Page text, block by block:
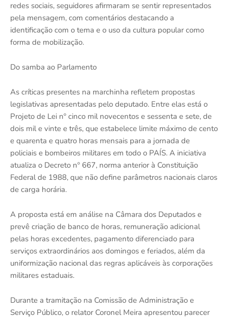
redes sociais, seguidores afirmaram se sentir representados
pela mensagem, com comentários destacando a
identificação com o tema e o uso da cultura popular como
forma de mobilização.
Do samba ao Parlamento
As críticas presentes na marchinha refletem propostas
legislativas apresentadas pelo deputado. Entre elas está o
Projeto de Lei nº cinco mil novecentos e sessenta e sete, de
dois mil e vinte e três, que estabelece limite máximo de cento
e quarenta e quatro horas mensais para a jornada de
policiais e bombeiros militares em todo o PAÍS. A iniciativa
atualiza o Decreto nº 667, norma anterior à Constituição
Federal de 1988, que não define parâmetros nacionais claros
de carga horária.
A proposta está em análise na Câmara dos Deputados e
prevê criação de banco de horas, remuneração adicional
pelas horas excedentes, pagamento diferenciado para
serviços extraordinários aos domingos e feriados, além da
uniformização nacional das regras aplicáveis às corporações
militares estaduais.
Durante a tramitação na Comissão de Administração e
Serviço Público, o relator Coronel Meira apresentou parecer